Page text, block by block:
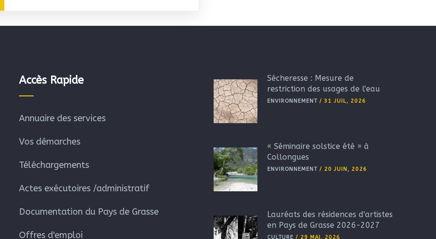
Accès Rapide
Annuaire des services
Vos démarches
Téléchargements
Actes exécutoires /administratif
Documentation du Pays de Grasse
Offres d'emploi
Sécheresse : Mesure de
restriction des usages de l'eau
ENVIRONNEMENT / 31 JUIL, 2026
« Séminaire solstice été » à
Collongues
ENVIRONNEMENT / 20 JUIN, 2026
Lauréats des résidences d'artistes
en Pays de Grasse 2026-2027
CULTURE / 29 MAI, 2026